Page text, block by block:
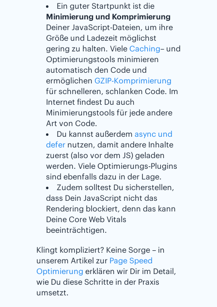
Ein guter Startpunkt ist die
Minimierung und Komprimierung
Deiner JavaScript-Dateien, um ihre
Größe und Ladezeit möglichst
gering zu halten. Viele Caching– und
Optimierungstools minimieren
automatisch den Code und
ermöglichen GZIP-Komprimierung
für schnelleren, schlanken Code. Im
Internet findest Du auch
Minimierungstools für jede andere
Art von Code.
Du kannst außerdem async und
defer nutzen, damit andere Inhalte
zuerst (also vor dem JS) geladen
werden. Viele Optimierungs-Plugins
sind ebenfalls dazu in der Lage.
Zudem solltest Du sicherstellen,
dass Dein JavaScript nicht das
Rendering blockiert, denn das kann
Deine Core Web Vitals
beeinträchtigen.
Klingt kompliziert? Keine Sorge – in
unserem Artikel zur Page Speed
Optimierung erklären wir Dir im Detail,
wie Du diese Schritte in der Praxis
umsetzt.